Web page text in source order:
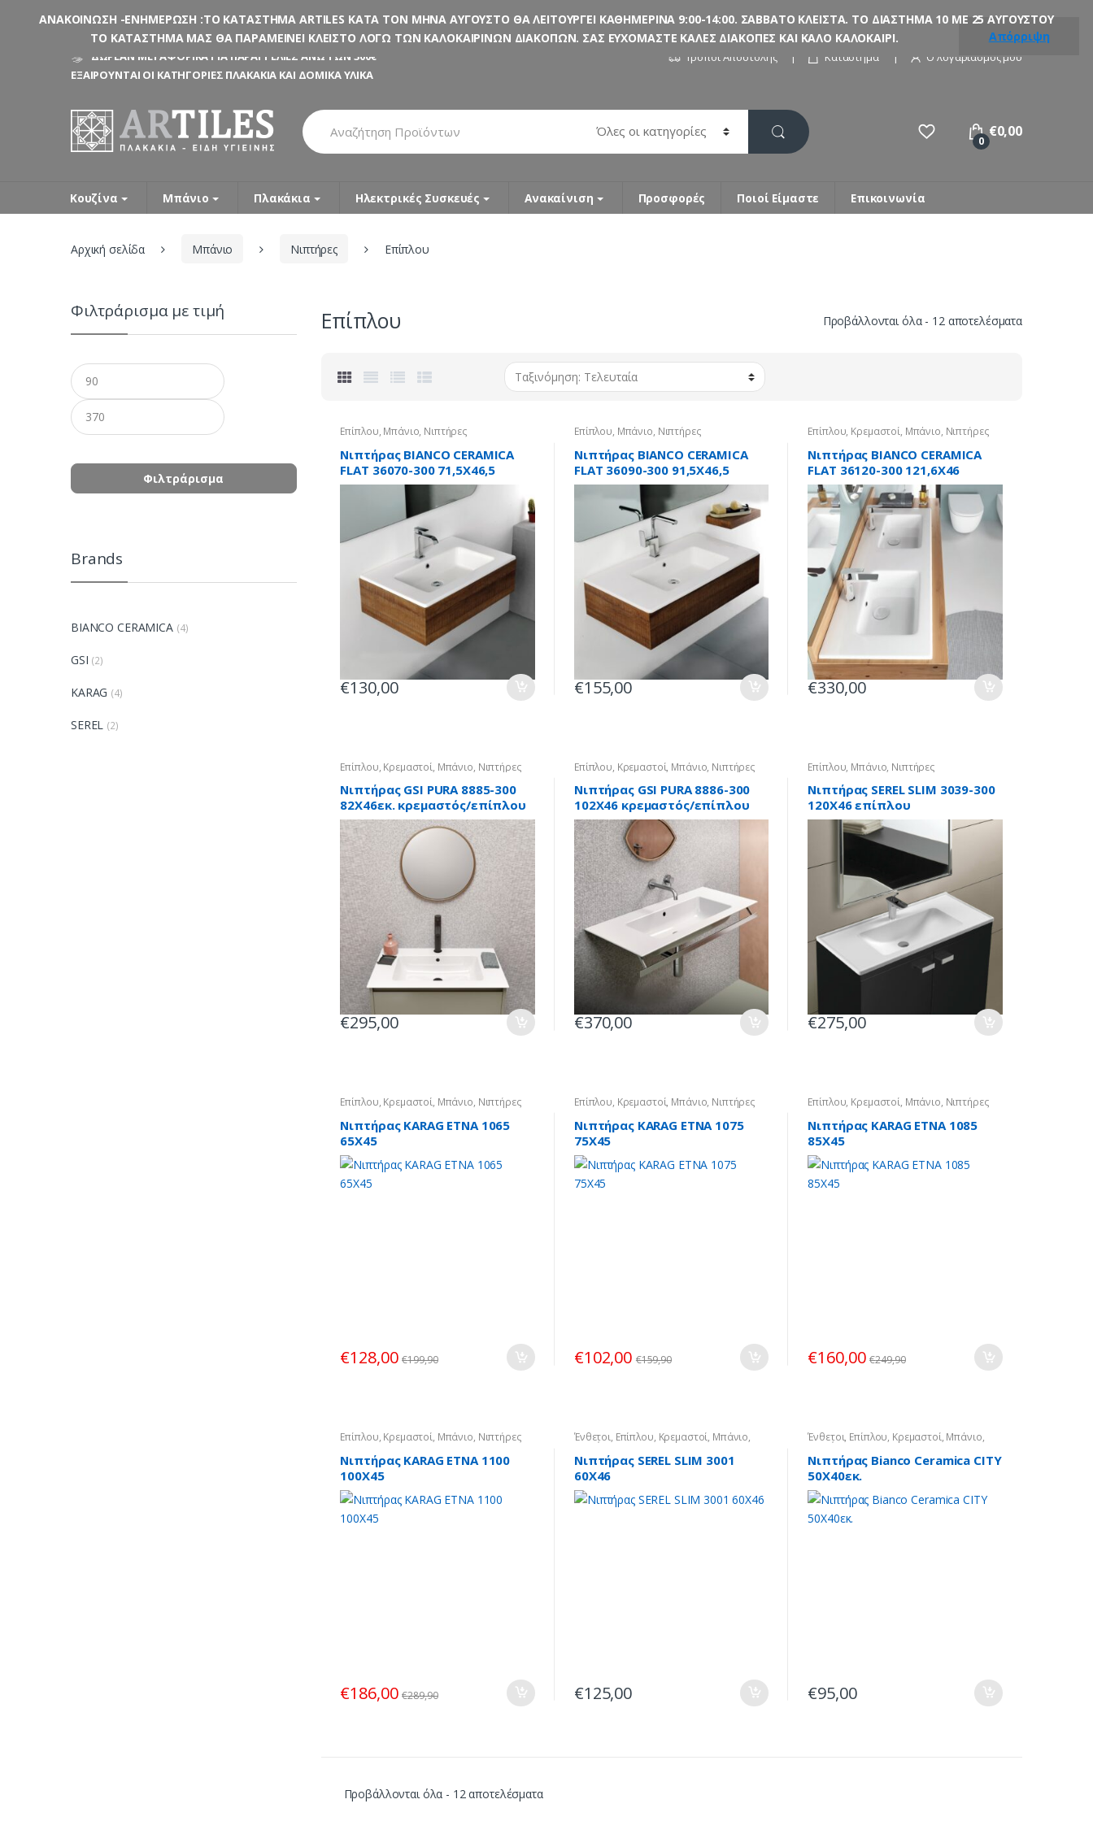
ΔΩΡΕΑΝ ΜΕΤΑΦΟΡΙΚΑ ΓΙΑ ΠΑΡΑΓΓΕΛΙΕΣ ΑΝΩ ΤΩΝ 300€
ΕΞΑΙΡΟΥΝΤΑΙ ΟΙ ΚΑΤΗΓΟΡΙΕΣ ΠΛΑΚΑΚΙΑ ΚΑΙ ΔΟΜΙΚΑ ΥΛΙΚΑ
Τρόποι Αποστολής Κατάστημα Ο λογαριασμός μου
Search
for:
0
€0,00
Κουζίνα Μπάνιο Πλακάκια Ηλεκτρικές Συσκευές Ανακαίνιση Προσφορές Ποιοί Είμαστε Επικοινωνία
Αρχική σελίδα Μπάνιο Νιπτήρες Επίπλου
Επίπλου Προβάλλονται όλα - 12 αποτελέσματαSorted
Επίπλου, Μπάνιο, Νιπτήρες
Νιπτήρας BIANCO CERAMICA
FLAT 36070-300 71,5X46,5
επίπλου
€130,00
Επίπλου, Μπάνιο, Νιπτήρες
Νιπτήρας BIANCO CERAMICA
FLAT 36090-300 91,5X46,5
επίπλου
€155,00
Επίπλου, Κρεμαστοί, Μπάνιο, Νιπτήρες
Νιπτήρας BIANCO CERAMICA
FLAT 36120-300 121,6X46
κρεμαστός/επίπλου
€330,00
Επίπλου, Κρεμαστοί, Μπάνιο, Νιπτήρες
Νιπτήρας GSI PURA 8885-300
82X46εκ. κρεμαστός/επίπλου
€295,00
Επίπλου, Κρεμαστοί, Μπάνιο, Νιπτήρες
Νιπτήρας GSI PURA 8886-300
102X46 κρεμαστός/επίπλου
€370,00
Επίπλου, Μπάνιο, Νιπτήρες
Νιπτήρας SEREL SLIM 3039-300
120X46 επίπλου
€275,00
Επίπλου, Κρεμαστοί, Μπάνιο, Νιπτήρες
Νιπτήρας KARAG ETNA 1065
65X45
€128,00 €199,90
Επίπλου, Κρεμαστοί, Μπάνιο, Νιπτήρες
Νιπτήρας KARAG ETNA 1075
75X45
€102,00 €159,90
Επίπλου, Κρεμαστοί, Μπάνιο, Νιπτήρες
Νιπτήρας KARAG ETNA 1085
85X45
€160,00 €249,90
Επίπλου, Κρεμαστοί, Μπάνιο, Νιπτήρες
Νιπτήρας KARAG ETNA 1100
100X45
€186,00 €289,90
Ένθετοι, Επίπλου, Κρεμαστοί, Μπάνιο,
Νιπτήρες
Νιπτήρας SEREL SLIM 3001
60X46
€125,00
Ένθετοι, Επίπλου, Κρεμαστοί, Μπάνιο,
Νιπτήρες
Νιπτήρας Bianco Ceramica CITY
50X40εκ.
€95,00
Προβάλλονται όλα - 12 αποτελέσματαSorted
Φιλτράρισμα με τιμή
Ελάχιστη
τιμή
τιμή
Φιλτράρισμα
Brands
BIANCO CERAMICA (4)
GSI (2)
KARAG (4)
SEREL (2)
ΑΝΑΚΟΙΝΩΣΗ -ΕΝΗΜΕΡΩΣΗ :ΤΟ ΚΑΤΑΣΤΗΜΑ ARTILES ΚΑΤΑ ΤΟΝ ΜΗΝΑ ΑΥΓΟΥΣΤΟ ΘΑ ΛΕΙΤΟΥΡΓΕΙ ΚΑΘΗΜΕΡΙΝΑ 9:00-14:00. ΣΑΒΒΑΤΟ ΚΛΕΙΣΤΑ. ΤΟ ΔΙΑΣΤΗΜΑ 10 ΜΕ 25 ΑΥΓΟΥΣΤΟΥ
ΤΟ ΚΑΤΑΣΤΗΜΑ ΜΑΣ ΘΑ ΠΑΡΑΜΕΙΝΕΙ ΚΛΕΙΣΤΟ ΛΟΓΩ ΤΩΝ ΚΑΛΟΚΑΙΡΙΝΩΝ ΔΙΑΚΟΠΩΝ. ΣΑΣ ΕΥΧΟΜΑΣΤΕ ΚΑΛΕΣ ΔΙΑΚΟΠΕΣ ΚΑΙ ΚΑΛΟ ΚΑΛΟΚΑΙΡΙ.
Απόρριψη